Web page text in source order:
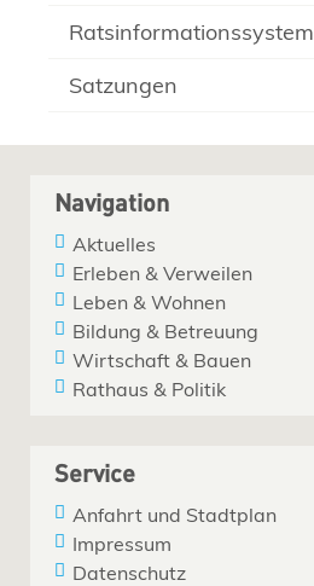
Ratsinformationssystem
Satzungen
Navigation
Aktuelles
Erleben & Verweilen
Leben & Wohnen
Bildung & Betreuung
Wirtschaft & Bauen
Rathaus & Politik
Service
Anfahrt und Stadtplan
Impressum
Datenschutz